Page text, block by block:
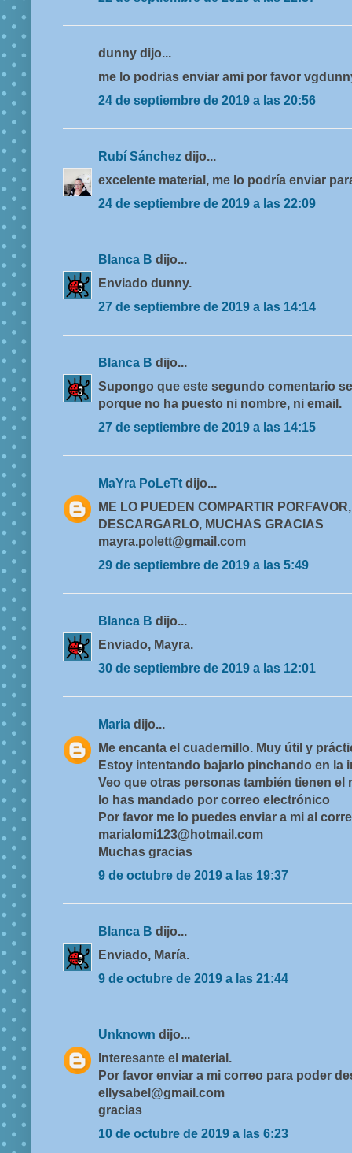
dunny dijo...
me lo podrias enviar ami por favor
24 de septiembre de 2019 a las 20:56
Rubí Sánchez dijo...
excelente material, me lo podría enviar
24 de septiembre de 2019 a las 22:09
Blanca B dijo...
Enviado dunny.
27 de septiembre de 2019 a las 14:14
Blanca B dijo...
Supongo que este segundo comentario
porque no ha puesto ni nombre, ni email.
27 de septiembre de 2019 a las 14:15
MaYra PoLeTt dijo...
ME LO PUEDEN COMPARTIR
DESCARGARLO, MUCHAS GRACIAS
mayra.polett@gmail.com
29 de septiembre de 2019 a las 5:49
Blanca B dijo...
Enviado, Mayra.
30 de septiembre de 2019 a las 12:01
Maria dijo...
Me encanta el cuadernillo. Muy útil y
Estoy intentando bajarlo pinchando en la
Veo que otras personas también tienen el
lo has mandado por correo electrónico
Por favor me lo puedes enviar a mi al
marialomi123@hotmail.com
Muchas gracias
9 de octubre de 2019 a las 19:37
Blanca B dijo...
Enviado, María.
9 de octubre de 2019 a las 21:44
Unknown dijo...
Interesante el material.
Por favor enviar a mi correo para poder
ellysabel@gmail.com
gracias
10 de octubre de 2019 a las 6:23